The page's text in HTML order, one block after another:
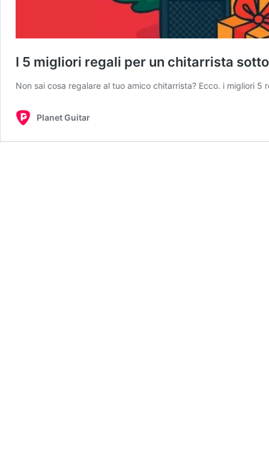
I 5 migliori regali per un chitarrista
Non sai cosa regalare al tuo amico chitarrista? Ecco. i migliori
Planet Guitar